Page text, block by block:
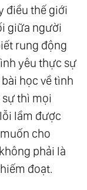
Ơn
Tâm Thức
Hợp Chứ
điều thế giới
giữa người
rung động
yêu thực sự
học về tình
thì mọi
lầm được
cho
phải là
đoạt.